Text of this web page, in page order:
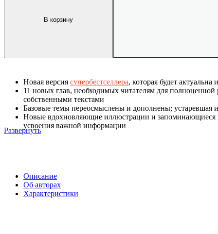
В корзину
Новая версия супербестселлера, которая будет
11 новых глав, необходимых читателям для полноценной
собственными текстами
Базовые темы переосмыслены и дополнены; устаревшая
Новые вдохновляющие иллюстрации и запоминающиеся
усвоения важной информации
Развернуть
Описание
Об авторах
Характеристики